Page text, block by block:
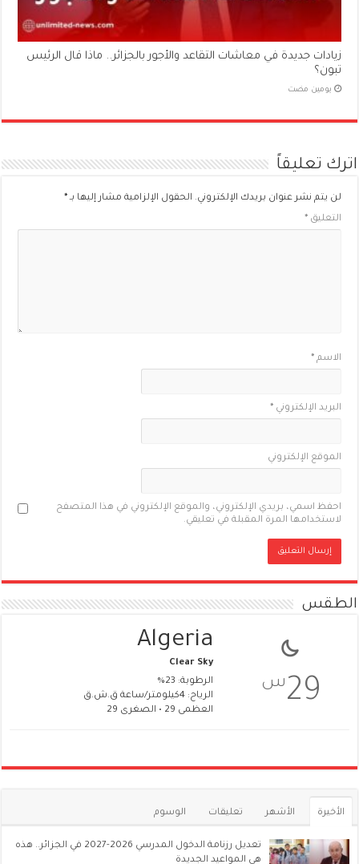
زيادات جديدة في معاشات التقاعد والأجور بالجزائر.. ماذا قال الرئيس
تبون؟
‏يومين مضت
اترك تعليقاً
لن يتم نشر عنوان بريدك الإلكتروني. الحقول الإلزامية مشار إليها بـ*
التعليق*
الاسم*
البريد الإلكتروني*
الموقع الإلكتروني
احفظ اسمي، بريدي الإلكتروني، والموقع الإلكتروني في هذا المتصفح
لاستخدامها المرة المقبلة في تعليقي.
الطقس
29س
Algeria
Clear Sky
الرطوبة: 23%
الرياح: 4كيلومتر/ساعة ق.ش.ق‎
العظمى 29 • الصغرى 29
الأخيرة الأشهر تعليقات الوسوم
تعديل رزنامة الدخول المدرسي 2026-2027 في الجزائر.. هذه
هي المواعيد الجديدة